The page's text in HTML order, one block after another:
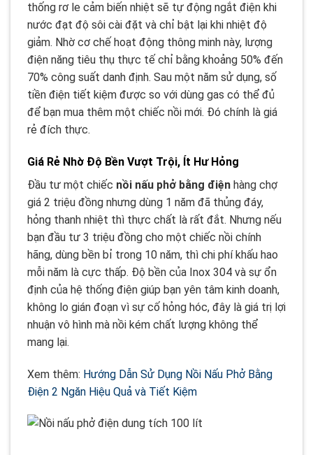
thống rơ le cảm biến nhiệt sẽ tự động ngắt điện khi
nước đạt độ sôi cài đặt và chỉ bật lại khi nhiệt độ
giảm. Nhờ cơ chế hoạt động thông minh này, lượng
điện năng tiêu thụ thực tế chỉ bằng khoảng 50% đến
70% công suất danh định. Sau một năm sử dụng, số
tiền điện tiết kiệm được so với dùng gas có thể đủ
để bạn mua thêm một chiếc nồi mới. Đó chính là giá
rẻ đích thực.
Giá Rẻ Nhờ Độ Bền Vượt Trội, Ít Hư Hỏng
Đầu tư một chiếc nồi nấu phở bằng điện hàng chợ
giá 2 triệu đồng nhưng dùng 1 năm đã thủng đáy,
hỏng thanh nhiệt thì thực chất là rất đắt. Nhưng nếu
bạn đầu tư 3 triệu đồng cho một chiếc nồi chính
hãng, dùng bền bỉ trong 10 năm, thì chi phí khấu hao
mỗi năm là cực thấp. Độ bền của Inox 304 và sự ổn
định của hệ thống điện giúp bạn yên tâm kinh doanh,
không lo gián đoạn vì sự cố hỏng hóc, đây là giá trị lợi
nhuận vô hình mà nồi kém chất lượng không thể
mang lại.
Xem thêm: Hướng Dẫn Sử Dụng Nồi Nấu Phở Bằng
Điện 2 Ngăn Hiệu Quả và Tiết Kiệm